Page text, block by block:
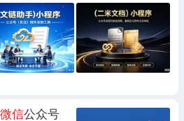
微信公众号